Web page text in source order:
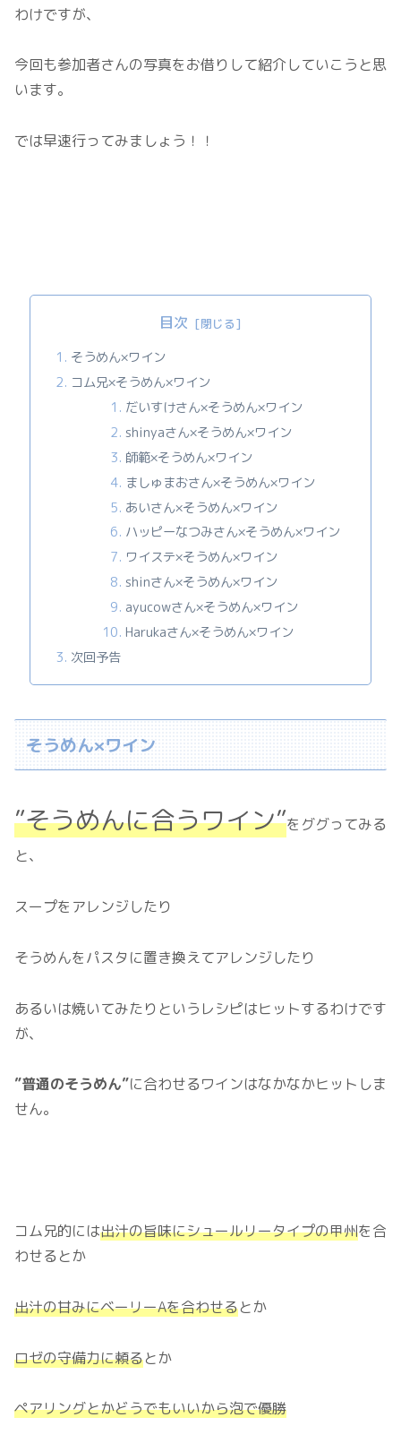
わけですが、
今回も参加者さんの写真をお借りして紹介していこうと思
います。
では早速行ってみましょう！！
目次
そうめん×ワイン
コム兄×そうめん×ワイン
だいすけさん×そうめん×ワイン
shinyaさん×そうめん×ワイン
師範×そうめん×ワイン
ましゅまおさん×そうめん×ワイン
あいさん×そうめん×ワイン
ハッピーなつみさん×そうめん×ワイン
ワイステ×そうめん×ワイン
shinさん×そうめん×ワイン
ayucowさん×そうめん×ワイン
Harukaさん×そうめん×ワイン
次回予告
そうめん×ワイン
”そうめんに合うワイン”をググってみる
と、
スープをアレンジしたり
そうめんをパスタに置き換えてアレンジしたり
あるいは焼いてみたりというレシピはヒットするわけです
が、
”普通のそうめん”に合わせるワインはなかなかヒットしま
せん。
コム兄的には出汁の旨味にシュールリータイプの甲州を合
わせるとか
出汁の甘みにベーリーAを合わせるとか
ロゼの守備力に頼るとか
ペアリングとかどうでもいいから泡で優勝